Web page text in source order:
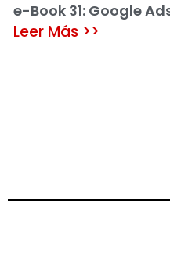
e-Book 31: Google
Leer Más >>